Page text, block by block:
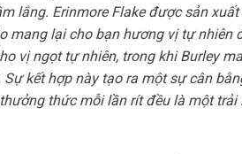
lắng. Erinmore Flake được sản
mang lại cho bạn hương vị tự nhiên
vị ngọt tự nhiên, trong khi Burley
kết hợp này tạo ra một sự cân
thức mỗi lần rít đều là một trải